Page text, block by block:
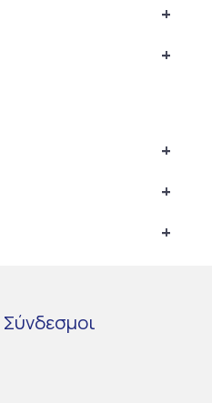
+
+
+
+
+
Σύνδεσμοι